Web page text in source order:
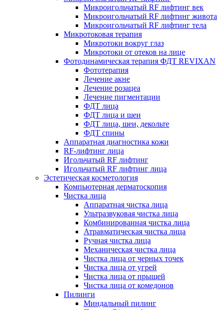
Микроигольчатый RF лифтинг век
Микроигольчатый RF лифтинг живота
Микроигольчатый RF лифтинг тела
Микротоковая терапия
Микротоки вокруг глаз
Микротоки от отеков на лице
Фотодинамическая терапия ФДТ REVIXAN
Фототерапия
Лечение акне
Лечение розацеа
Лечение пигментации
ФДТ лица
ФДТ лица и шеи
ФДТ лица, шеи, декольте
ФДТ спины
Аппаратная диагностика кожи
RF-лифтинг лица
Игольчатый RF лифтинг
Игольчатый RF лифтинг лица
Эстетическая косметология
Компьютерная дерматоскопия
Чистка лица
Аппаратная чистка лица
Ультразвуковая чистка лица
Комбинированная чистка лица
Атравматическая чистка лица
Ручная чистка лица
Механическая чистка лица
Чистка лица от черных точек
Чистка лица от угрей
Чистка лица от прыщей
Чистка лица от комедонов
Пилинги
Миндальный пилинг